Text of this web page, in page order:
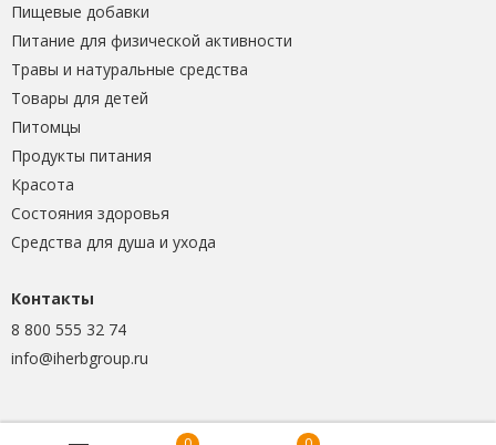
Пищевые добавки
Питание для физической активности
Травы и натуральные средства
Товары для детей
Питомцы
Продукты питания
Красота
Состояния здоровья
Средства для душа и ухода
Контакты
8 800 555 32 74
info@iherbgroup.ru